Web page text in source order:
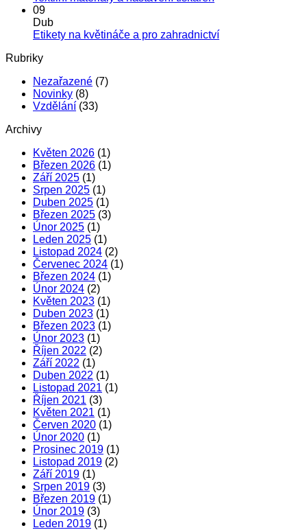
–
na
dutince
25
BarTender
textu
09
Dub
Etikety na květináče a pro zahradnictvíŽádné
Rubriky
Nezařazené (7)
Novinky (8)
Vzdělání (33)
Archivy
Květen 2026 (1)
Březen 2026 (1)
Září 2025 (1)
Srpen 2025 (1)
Duben 2025 (1)
Březen 2025 (3)
Únor 2025 (1)
Leden 2025 (1)
Listopad 2024 (2)
Červenec 2024 (1)
Březen 2024 (1)
Únor 2024 (2)
Květen 2023 (1)
Duben 2023 (1)
Březen 2023 (1)
Únor 2023 (1)
Říjen 2022 (2)
Září 2022 (1)
Duben 2022 (1)
Listopad 2021 (1)
Říjen 2021 (3)
Květen 2021 (1)
Červen 2020 (1)
Únor 2020 (1)
Prosinec 2019 (1)
Listopad 2019 (2)
Září 2019 (1)
Srpen 2019 (3)
Březen 2019 (1)
Únor 2019 (3)
Leden 2019 (1)